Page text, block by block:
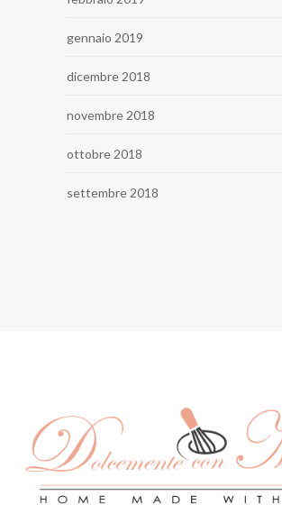
gennaio 2019
dicembre 2018
novembre 2018
ottobre 2018
settembre 2018